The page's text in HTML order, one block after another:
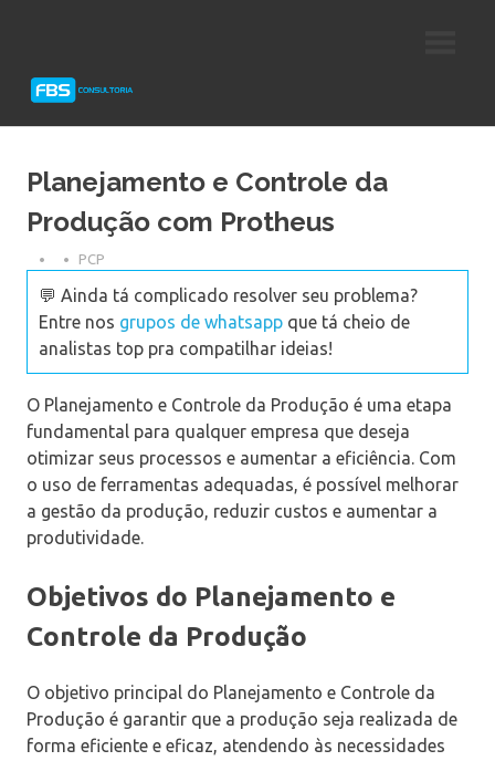
Protheus
Planejamento e Controle da
Produção com Protheus
PCP
💬 Ainda tá complicado resolver seu problema?
Entre nos grupos de whatsapp que tá cheio de
analistas top pra compatilhar ideias!
O Planejamento e Controle da Produção é uma etapa
fundamental para qualquer empresa que deseja
otimizar seus processos e aumentar a eficiência. Com
o uso de ferramentas adequadas, é possível melhorar
a gestão da produção, reduzir custos e aumentar a
produtividade.
Objetivos do Planejamento e
Controle da Produção
O objetivo principal do Planejamento e Controle da
Produção é garantir que a produção seja realizada de
forma eficiente e eficaz, atendendo às necessidades